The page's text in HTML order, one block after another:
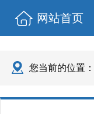
网站首页
您当前的位置：